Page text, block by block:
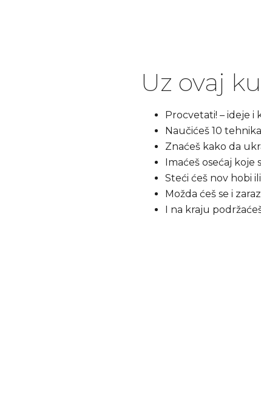
Uz ovaj
Procvetati! – ideje i
Naučićeš 10
Znaćeš kako da
Imaćeš osećaj
Steći ćeš nov hobi
Možda ćeš se i
I na kraju